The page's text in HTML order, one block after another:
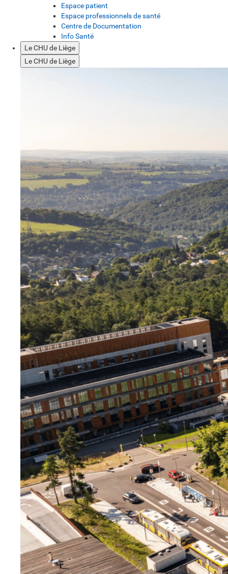
Espace patient
Espace professionnels de santé
Centre de Documentation
Info Santé
Le CHU de Liège
Le CHU de Liège